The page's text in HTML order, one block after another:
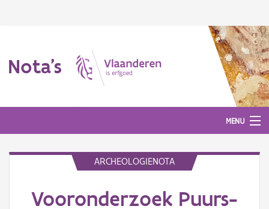
Nota's
MENU
Aanmelden
ARCHEOLOGIENOTA
Vooronderzoek Puurs-